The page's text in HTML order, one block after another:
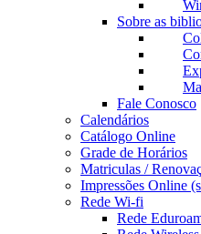
Sobre as
Fale Conosco
Calendários
Catálogo Online
Grade de Horários
Matriculas /
Impressões Online
Rede Wi-fi
Rede